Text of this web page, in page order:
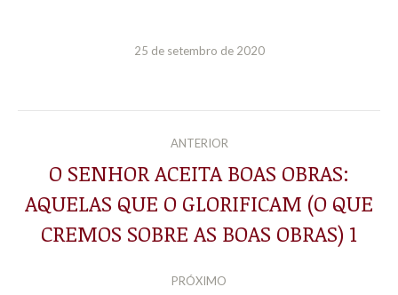
25 de setembro de 2020
NAVEGAÇÃO
DE
POST:
ANTERIOR
Post
anterior:
O SENHOR ACEITA BOAS OBRAS:
AQUELAS QUE O GLORIFICAM (O QUE
CREMOS SOBRE AS BOAS OBRAS) 1
PRÓXIMO